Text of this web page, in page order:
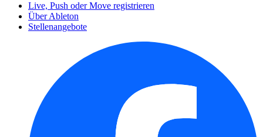
Live, Push oder Move registrieren
Über Ableton
Stellenangebote